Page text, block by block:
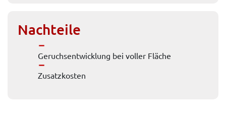
Nachteile
Geruchsentwicklung bei voller Fläche
Zusatzkosten